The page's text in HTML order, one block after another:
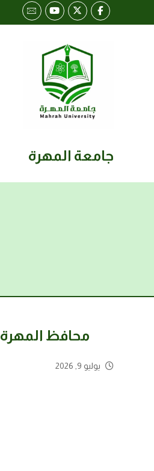
جامعة المهرة
محافظ المهرة
يوليو 9, 2026